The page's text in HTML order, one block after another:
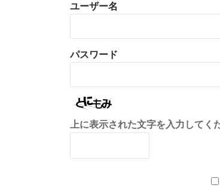
ユーザー名
パスワード
上に表示された文字を入力してく